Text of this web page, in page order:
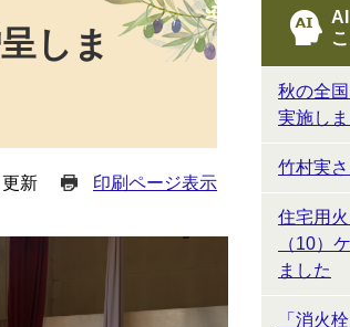
しま
新 印刷ページ表示
秋の全
実施し
竹村実
住宅用
（10）
ました
「消火